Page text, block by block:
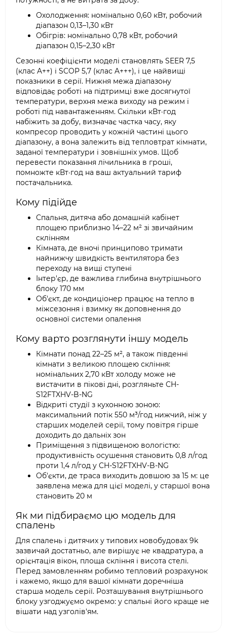
Охолодження: номінально 0,60 кВт, робочий
діапазон 0,13–1,30 кВт
Обігрів: номінально 0,78 кВт, робочий
діапазон 0,15–2,30 кВт
Сезонні коефіцієнти моделі становлять SEER 7,5
(клас A++) і SCOP 5,7 (клас A+++), і це найвищі
показники в серії. Нижня межа діапазону
відповідає роботі на підтримці вже досягнутої
температури, верхня межа виходу на режим і
роботі під навантаженням. Скільки кВт·год
набіжить за добу, визначає частка часу, яку
компресор проводить у кожній частині цього
діапазону, а вона залежить від тепловтрат кімнати,
заданої температури і зовнішніх умов. Щоб
перевести показання лічильника в гроші,
помножте кВт·год на ваш актуальний тариф
постачальника.
Кому підійде
Спальня, дитяча або домашній кабінет
площею приблизно 14–22 м² зі звичайним
склінням
Кімната, де вночі принципово тримати
найнижчу швидкість вентилятора без
переходу на вищі ступені
Інтер'єр, де важлива глибина внутрішнього
блоку 170 мм
Об'єкт, де кондиціонер працює на тепло в
міжсезоння і взимку як доповнення до
основної системи опалення
Кому варто розглянути іншу модель
Кімнати понад 22–25 м², а також південні
кімнати з великою площею скління:
номінальних 2,70 кВт холоду може не
вистачити в пікові дні, розгляньте CH-
S12FTXHV-B-NG
Відкриті студії з кухонною зоною:
максимальний потік 550 м³/год нижчий, ніж у
старших моделей серії, тому повітря гірше
доходить до дальніх зон
Приміщення з підвищеною вологістю:
продуктивність осушення становить 0,8 л/год
проти 1,4 л/год у CH-S12FTXHV-B-NG
Об'єкти, де траса виходить довшою за 15 м: це
заявлена межа для цієї моделі, у старшої вона
становить 20 м
Як ми підбираємо цю модель для
спалень
Для спалень і дитячих у типових новобудовах 9k
зазвичай достатньо, але вирішує не квадратура, а
орієнтація вікон, площа скління і висота стелі.
Перед замовленням робимо тепловий розрахунок
і кажемо, якщо для вашої кімнати доречніша
старша модель серії. Розташування внутрішнього
блоку узгоджуємо окремо: у спальні його краще не
вішати над узголів'ям.